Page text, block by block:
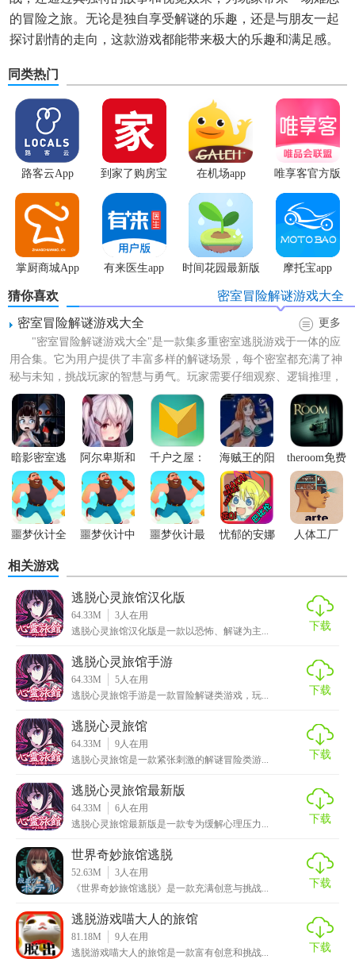
的冒险之旅。无论是独自享受解谜的乐趣，还是与朋友一起
探讨剧情的走向，这款游戏都能带来极大的乐趣和满足感。
同类热门
路客云App
到家了购房宝
App
在机场app 唯享客官方版
掌厨商城App 有来医生app 时间花园最新版 摩托宝app
猜你喜欢
密室冒险解谜游戏大全
密室冒险解谜游戏大全
更多
"密室冒险解谜游戏大全"是一款集多重密室逃脱游戏于一体的应
用合集。它为用户提供了丰富多样的解谜场景，每个密室都充满了神
秘与未知，挑战玩家的智慧与勇气。玩家需要仔细观察、逻辑推理，
利用线索和道具逐步解开...
暗影密室逃
脱手游
阿尔卑斯和
危险之森
千户之屋：
家族秘密汉
化版
海贼王的阳
光冒险
theroom免费
版安卓
噩梦伙计全
噩梦伙计中
噩梦伙计最
忧郁的安娜
人体工厂
相关游戏
逃脱心灵旅馆汉化版
64.33M 3人在用
逃脱心灵旅馆汉化版是一款以恐怖、解谜为主...
下载
逃脱心灵旅馆手游
64.33M 5人在用
逃脱心灵旅馆手游是一款冒险解谜类游戏，玩...
下载
逃脱心灵旅馆
64.33M 9人在用
逃脱心灵旅馆是一款紧张刺激的解谜冒险类游...
下载
逃脱心灵旅馆最新版
64.33M 6人在用
逃脱心灵旅馆最新版是一款专为缓解心理压力...
下载
世界奇妙旅馆逃脱
52.63M 3人在用
《世界奇妙旅馆逃脱》是一款充满创意与挑战...
下载
逃脱游戏喵大人的旅馆
81.18M 9人在用
逃脱游戏喵大人的旅馆是一款富有创意和挑战...
下载